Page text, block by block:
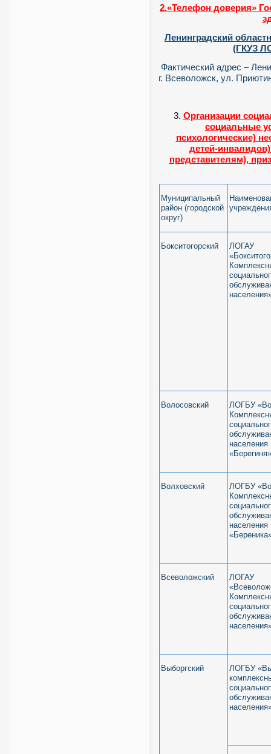
2.«Телефон доверия»
Ленинградский
(ГКУЗ
Фактический адрес –
г. Всеволожск, ул.
Организации
социальные
психологические)
детей-
представителям),
Муниципальный
район (городской
округ)
Бокситогорский
ЛОГАУ
Волосовский
ЛОГБУ
населения
«Берегиня»
Волховский
ЛОГБУ
населения
Всеволожский
ЛОГАУ
Выборгский
ЛОГБУ